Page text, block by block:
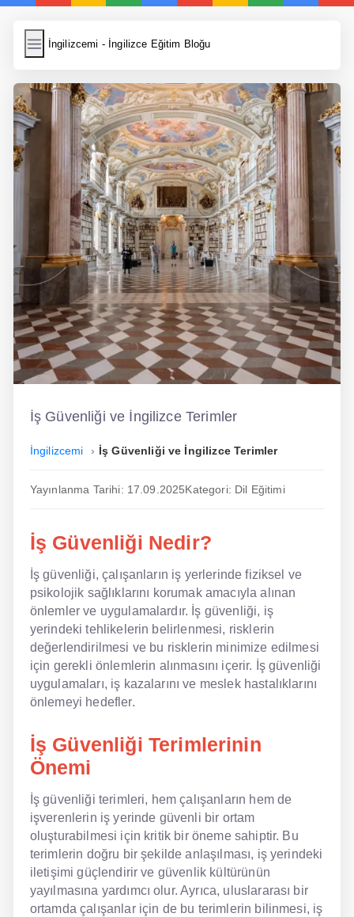
İngilizcemi - İngilizce Eğitim Bloğu
İngilizcemi
Resim Yükle
Wordpress Cache
Anasayfa
İngilizce Yemek Tarifleri
İngilizce Şarkı Sözleri
5 Günde İngilizce
Bilinçaltı İngilizce
İngilizce Biyografiler
İngilizce
Dil Eğitimi
Dil Kursu
En Ucuz İngilizce
En Uygun İngilizce
Hipnozla İngilizce
Hızlı İngilizce
İngilizce Kursu Yorum
İngilizce Kursu
NLP İngilizce
Offline İngilizce
Online İngilizce
Sözlük
Tavsiyeler
Gizlilik Politikası
İş Güvenliği ve İngilizce Terimler
İngilizcemi İş Güvenliği ve İngilizce Terimler
Yayınlanma Tarihi: 17.09.2025Kategori: Dil Eğitimi
İş Güvenliği Nedir?
İş güvenliği, çalışanların iş yerlerinde fiziksel ve
psikolojik sağlıklarını korumak amacıyla alınan
önlemler ve uygulamalardır. İş güvenliği, iş
yerindeki tehlikelerin belirlenmesi, risklerin
değerlendirilmesi ve bu risklerin minimize edilmesi
için gerekli önlemlerin alınmasını içerir. İş güvenliği
uygulamaları, iş kazalarını ve meslek hastalıklarını
önlemeyi hedefler.
İş Güvenliği Terimlerinin
Önemi
İş güvenliği terimleri, hem çalışanların hem de
işverenlerin iş yerinde güvenli bir ortam
oluşturabilmesi için kritik bir öneme sahiptir. Bu
terimlerin doğru bir şekilde anlaşılması, iş yerindeki
iletişimi güçlendirir ve güvenlik kültürünün
yayılmasına yardımcı olur. Ayrıca, uluslararası bir
ortamda çalışanlar için de bu terimlerin bilinmesi, iş